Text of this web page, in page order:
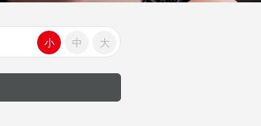
大
中
小